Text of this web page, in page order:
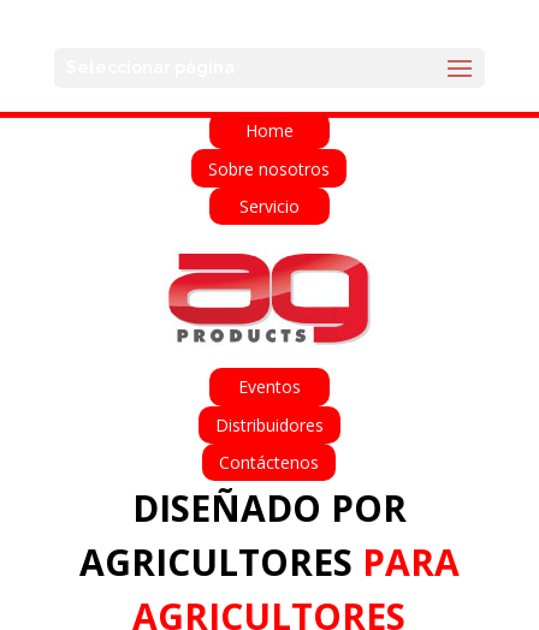
Home
Sobre nosotros
Servicio
Eventos
Distribuidores
Contáctenos
DISEÑADO POR
AGRICULTORES PARA
AGRICULTORES